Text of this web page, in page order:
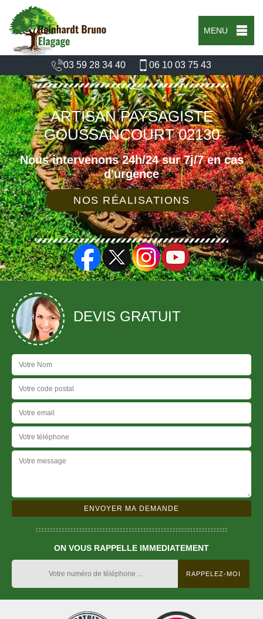
MENU
03 59 28 34 40 06 10 03 75 43
ARTISAN PAYSAGISTE
GOUSSANCOURT 02130
Nous intervenons 24h/24 sur 7j/7 en cas
d'urgence
NOS RÉALISATIONS
DEVIS GRATUIT
ON VOUS RAPPELLE IMMEDIATEMENT